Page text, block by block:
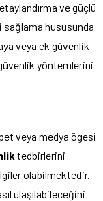
ve güçlü
sağlama hususunda
veya ek güvenlik
yöntemlerini
veya medya ögesi
tedbirlerini
olabilmektedir.
ulaşılabileceğini